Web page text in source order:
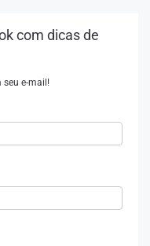
com dicas de
seu e-mail!